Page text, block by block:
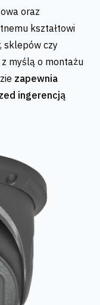
oraz
kształtowi
sklepów czy
myślą o montażu
zapewnia
ingerencją